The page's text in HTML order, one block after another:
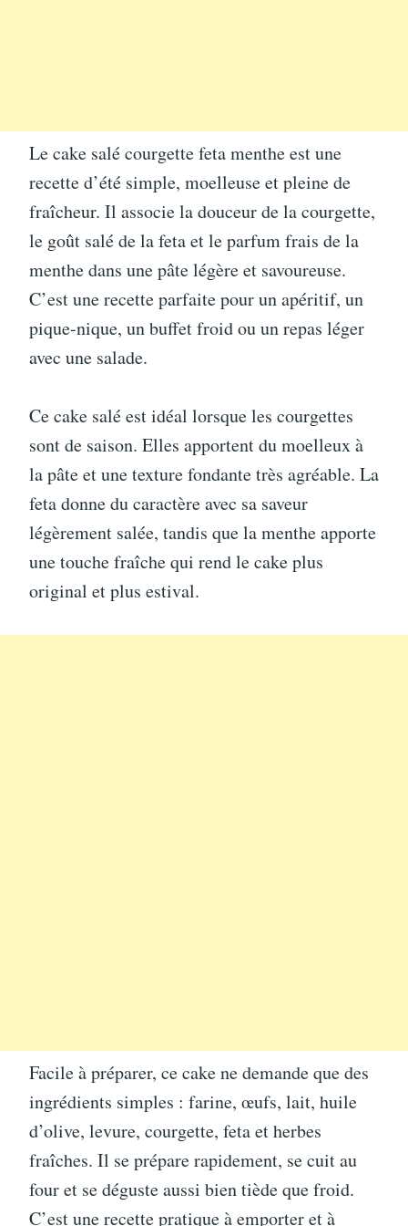
Le cake salé courgette feta menthe est une
recette d’été simple, moelleuse et pleine de
fraîcheur. Il associe la douceur de la courgette,
le goût salé de la feta et le parfum frais de la
menthe dans une pâte légère et savoureuse.
C’est une recette parfaite pour un apéritif, un
pique-nique, un buffet froid ou un repas léger
avec une salade.
Ce cake salé est idéal lorsque les courgettes
sont de saison. Elles apportent du moelleux à
la pâte et une texture fondante très agréable. La
feta donne du caractère avec sa saveur
légèrement salée, tandis que la menthe apporte
une touche fraîche qui rend le cake plus
original et plus estival.
Facile à préparer, ce cake ne demande que des
ingrédients simples : farine, œufs, lait, huile
d’olive, levure, courgette, feta et herbes
fraîches. Il se prépare rapidement, se cuit au
four et se déguste aussi bien tiède que froid.
C’est une recette pratique à emporter et à